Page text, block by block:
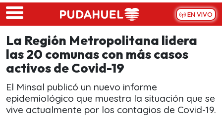
Skip to main content
EN VIVO
La Región Metropolitana lidera
las 20 comunas con más casos
activos de Covid-19
El Minsal publicó un nuevo informe
epidemiológico que muestra la situación que se
vive actualmente por los contagios de Covid-19.